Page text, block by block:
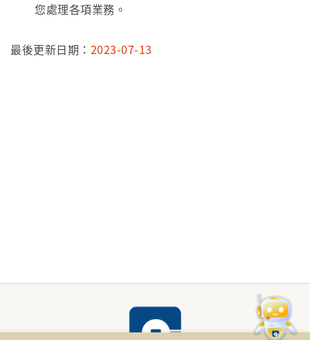
您處理各項業務。
最後更新日期： 2023-07-13